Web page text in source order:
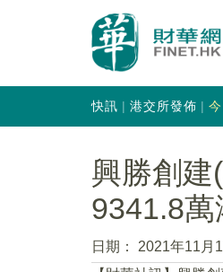
快訊 港交所發佈
興勝創建
9341.8
日期：
2021年11月